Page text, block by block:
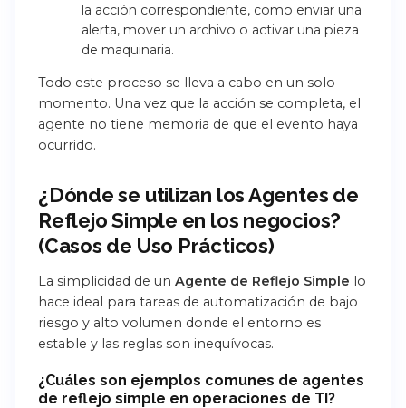
la acción correspondiente, como enviar una
alerta, mover un archivo o activar una pieza
de maquinaria.
Todo este proceso se lleva a cabo en un solo
momento. Una vez que la acción se completa, el
agente no tiene memoria de que el evento haya
ocurrido.
¿Dónde se utilizan los Agentes de
Reflejo Simple en los negocios?
(Casos de Uso Prácticos)
La simplicidad de un Agente de Reflejo Simple lo
hace ideal para tareas de automatización de bajo
riesgo y alto volumen donde el entorno es
estable y las reglas son inequívocas.
¿Cuáles son ejemplos comunes de agentes
de reflejo simple en operaciones de TI?